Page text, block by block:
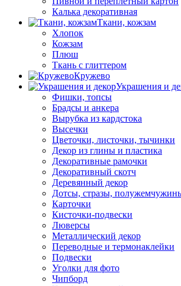
Калька декоративная
Ткани, кожзам
Хлопок
Кожзам
Плюш
Ткань с глиттером
Кружево
Украшения и
Фишки, топсы
Брадсы и анкера
Вырубка из кардстока
Высечки
Цветочки, листочки, тычинки
Декор из глины и пластика
Декоративные рамочки
Декоративный скотч
Деревянный декор
Дотсы, стразы,
Карточки
Кисточки-подвески
Люверсы
Металлический декор
Переводные и термонаклейки
Подвески
Уголки для фото
Чипборд